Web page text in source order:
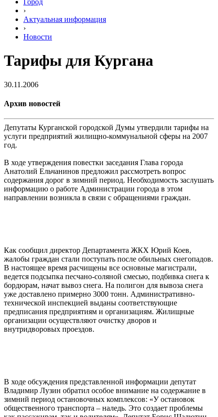
Город
›
Актуальная информация
›
Новости
Тарифы для Кургана
30.11.2006
Архив новостей
Депутаты Курганской городской Думы утвердили тарифы на
услуги предприятий жилищно-коммунальной сферы на 2007
год.
В ходе утверждения повестки заседания Глава города
Анатолий Ельчанинов предложил рассмотреть вопрос
содержания дорог в зимний период. Необходимость заслушать
информацию о работе Администрации города в этом
направлении возникла в связи с обращениями граждан.
Как сообщил директор Департамента ЖКХ Юрий Коев,
жалобы граждан стали поступать после обильных снегопадов.
В настоящее время расчищены все основные магистрали,
ведется подсыпка песчано-соляной смесью, подбивка снега к
бордюрам, начат вывоз снега. На полигон для вывоза снега
уже доставлено примерно 3000 тонн. Административно-
технической инспекцией выданы соответствующие
предписания предприятиям и организациям. Жилищные
организации осуществляют очистку дворов и
внутридворовых проездов.
В ходе обсуждения представленной информации депутат
Владимир Лузин обратил особое внимание на содержание в
зимний период остановочных комплексов: «У остановок
общественного транспорта – наледь. Это создает проблемы